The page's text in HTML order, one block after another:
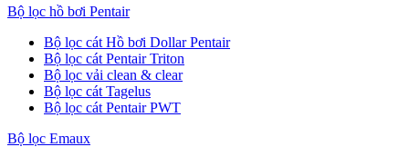
Bộ lọc hồ bơi Pentair
Bộ lọc cát Hồ bơi Dollar Pentair
Bộ lọc cát Pentair Triton
Bộ lọc vải clean & clear
Bộ lọc cát Tagelus
Bộ lọc cát Pentair PWT
Bộ lọc Emaux